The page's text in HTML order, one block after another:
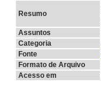
Resumo
Assuntos
Categoria
Fonte
Formato de Arquivo
Acesso em